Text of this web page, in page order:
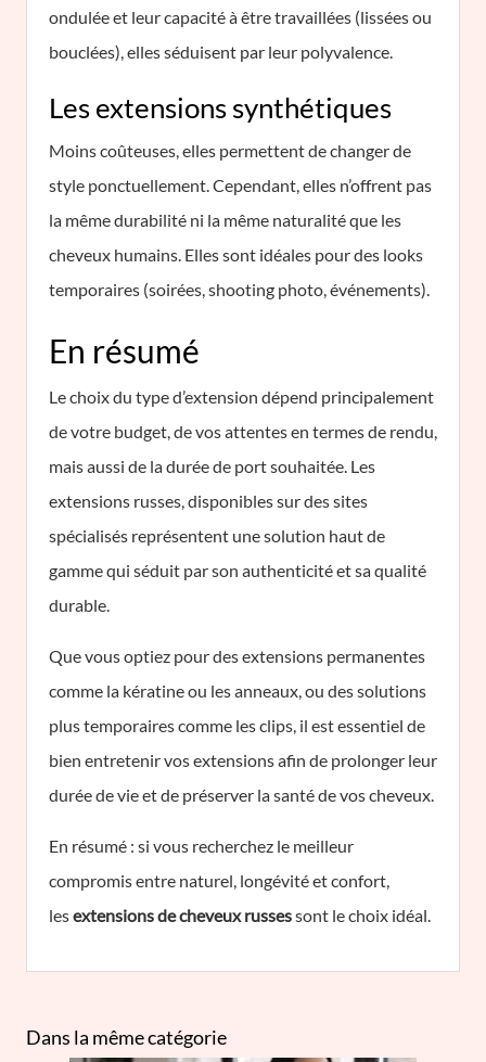
ondulée et leur capacité à être travaillées (lissées ou
bouclées), elles séduisent par leur polyvalence.
Les extensions synthétiques
Moins coûteuses, elles permettent de changer de
style ponctuellement. Cependant, elles n’offrent pas
la même durabilité ni la même naturalité que les
cheveux humains. Elles sont idéales pour des looks
temporaires (soirées, shooting photo, événements).
En résumé
Le choix du type d’extension dépend principalement
de votre budget, de vos attentes en termes de rendu,
mais aussi de la durée de port souhaitée. Les
extensions russes, disponibles sur des sites
spécialisés représentent une solution haut de
gamme qui séduit par son authenticité et sa qualité
durable.
Que vous optiez pour des extensions permanentes
comme la kératine ou les anneaux, ou des solutions
plus temporaires comme les clips, il est essentiel de
bien entretenir vos extensions afin de prolonger leur
durée de vie et de préserver la santé de vos cheveux.
En résumé : si vous recherchez le meilleur
compromis entre naturel, longévité et confort,
lesextensions de cheveux russessont le choix idéal.
Dans la même catégorie